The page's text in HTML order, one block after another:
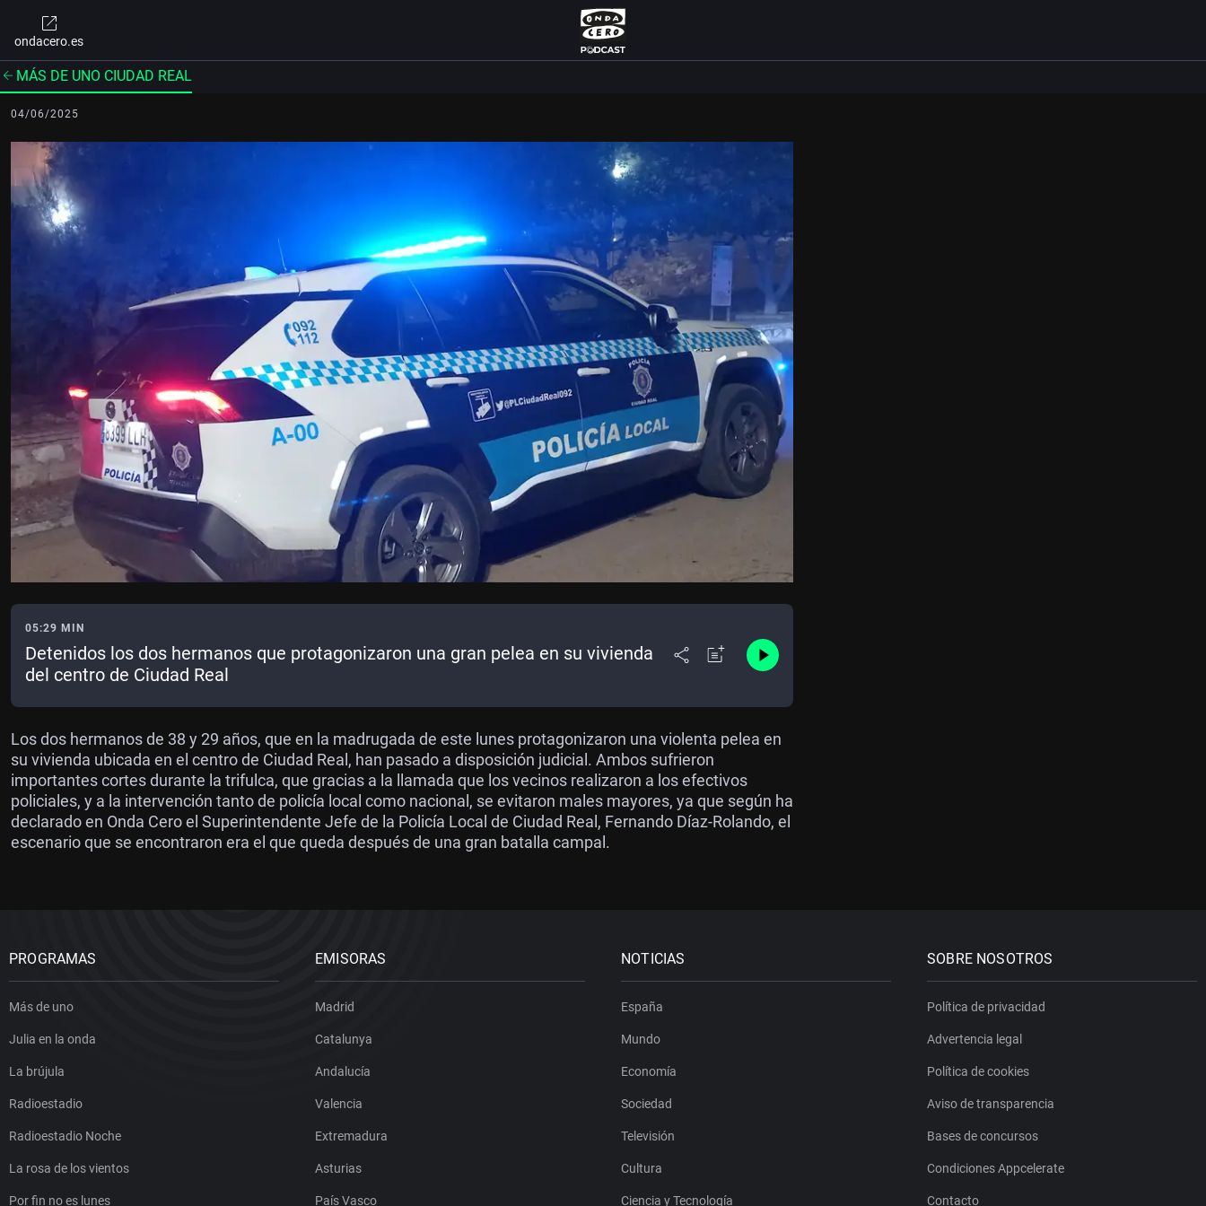
ondacero.es
MÁS DE UNO CIUDAD REAL
04/06/2025
05:29 MIN
Detenidos los dos hermanos que protagonizaron una gran pelea en su vivienda
del centro de Ciudad Real
Los dos hermanos de 38 y 29 años, que en la madrugada de este lunes protagonizaron una violenta pelea en
su vivienda ubicada en el centro de Ciudad Real, han pasado a disposición judicial. Ambos sufrieron
importantes cortes durante la trifulca, que gracias a la llamada que los vecinos realizaron a los efectivos
policiales, y a la intervención tanto de policía local como nacional, se evitaron males mayores, ya que según ha
declarado en Onda Cero el Superintendente Jefe de la Policía Local de Ciudad Real, Fernando Díaz-Rolando, el
escenario que se encontraron era el que queda después de una gran batalla campal.
PROGRAMAS
Más de uno
Julia en la onda
La brújula
Radioestadio
Radioestadio Noche
La rosa de los vientos
Por fin no es lunes
EMISORAS
Madrid
Catalunya
Andalucía
Valencia
Extremadura
Asturias
País Vasco
NOTICIAS
España
Mundo
Economía
Sociedad
Televisión
Cultura
Ciencia y Tecnología
SOBRE NOSOTROS
Política de privacidad
Advertencia legal
Política de cookies
Aviso de transparencia
Bases de concursos
Condiciones Appcelerate
Contacto